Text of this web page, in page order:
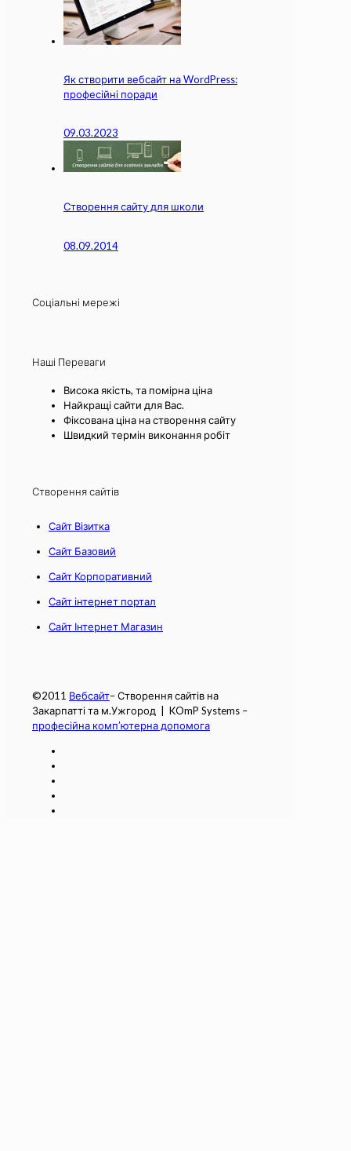
Як створити вебсайт на WordPress:
професійні поради
09.03.2023
Створення сайту для школи
08.09.2014
Соціальні мережі
Наші Переваги
Висока якість, та помірна ціна
Найкращі сайти для Вас.
Фіксована ціна на створення сайту
Швидкий термін виконання робіт
Створення сайтів
Сайт Візитка
Сайт Базовий
Сайт Корпоративний
Сайт інтернет портал
Сайт Інтернет Магазин
©2011 Вебсайт– Створення сайтів на
Закарпатті та м.Ужгород | KOmP Systems –
професійна комп’ютерна допомога